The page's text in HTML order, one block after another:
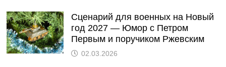
Сценарий для военных на Новый
год 2027 — Юмор с Петром
Первым и поручиком Ржевским
02.03.2026